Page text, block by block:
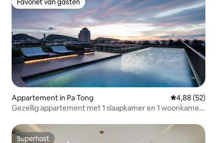
Favoriet van gasten
Favoriet van gasten
Appartement in Pa Tong Gemiddelde
4,88 (52)
Gezellig appartement met 1 slaapkamer en 1 woonkamer
met zeezicht
Superhost